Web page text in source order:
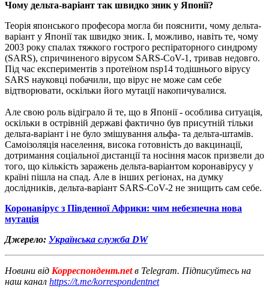
Чому дельта-варіант так швидко зник у Японії?
Теорія японського професора могла би пояснити, чому дельта-
варіант у Японії так швидко зник. І, можливо, навіть те, чому
2003 року спалах тяжкого гострого респіраторного синдрому
(SARS), спричиненого вірусом SARS-CoV-1, тривав недовго.
Під час експериментів з протеїном nsp14 тодішнього вірусу
SARS науковці побачили, що вірус не може сам себе
відтворювати, оскільки його мутації накопичувалися.
Але свою роль відіграло й те, що в Японії - особлива ситуація,
оскільки в острівній державі фактично був присутній тільки
дельта-варіант і не було змішування альфа- та дельта-штамів.
Самоізоляція населення, висока готовність до вакцинації,
дотримання соціальної дистанції та носіння масок призвели до
того, що кількість заражень дельта-варіантом коронавірусу у
країні пішла на спад. Але в інших регіонах, на думку
дослідників, дельта-варіант SARS-CoV-2 не знищить сам себе.
Коронавірус з Південної Африки: чим небезпечна нова
мутація
Джерело: Українська служба DW
Новини від Корреспондент.netв Telegram. Підписуйтесь на
наш канал https://t.me/korrespondentnet